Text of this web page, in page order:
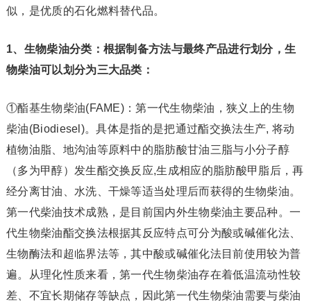
似，是优质的石化燃料替代品。
1、生物柴油分类：根据制备方法与最终产品进行划分，生
物柴油可以划分为三大品类：
①酯基生物柴油(FAME)：第一代生物柴油，狭义上的生物
柴油(Biodiesel)。具体是指的是把通过酯交换法生产, 将动
植物油脂、地沟油等原料中的脂肪酸甘油三脂与小分子醇
（多为甲醇）发生酯交换反应,生成相应的脂肪酸甲脂后，再
经分离甘油、水洗、干燥等适当处理后而获得的生物柴油。
第一代柴油技术成熟，是目前国内外生物柴油主要品种。一
代生物柴油酯交换法根据其反应特点可分为酸或碱催化法、
生物酶法和超临界法等，其中酸或碱催化法目前使用较为普
遍。从理化性质来看，第一代生物柴油存在着低温流动性较
差、不宜长期储存等缺点，因此第一代生物柴油需要与柴油